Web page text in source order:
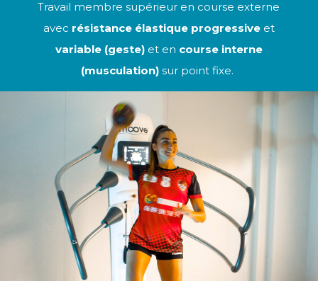
Travail membre supérieur en course externe
avec résistance élastique progressiveet
variable (geste)et en course interne
(musculation) sur point fixe.